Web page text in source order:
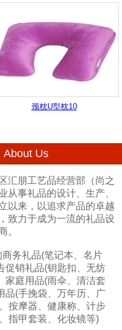
颈枕U型枕10
About Us
汇朋工艺品经营部（尚之
从事礼品的设计、生产、
以来，以追求产品的卓越
致力于成为一流的礼品设
。
务礼品(笔记本、名片
促销礼品(钥匙扣、无纺
家庭用品(雨伞、清洁套
品(手挽袋、万年历、广
按摩器、健康称、计步
指甲套装、化妆镜等)